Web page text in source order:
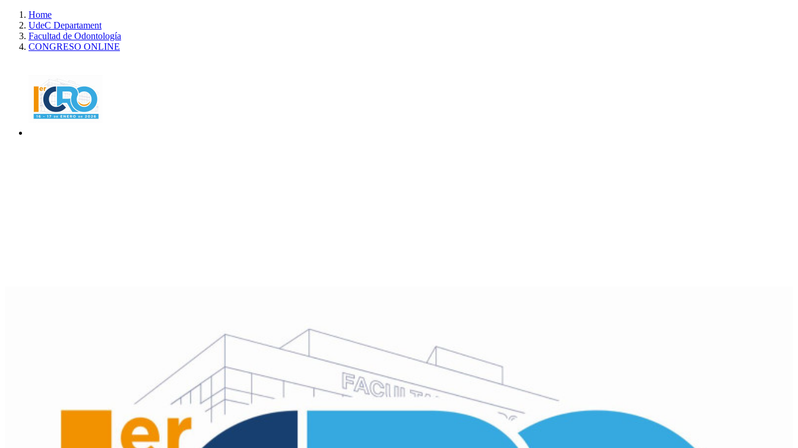
Home
UdeC Departament
Facultad de Odontología
CONGRESO ONLINE